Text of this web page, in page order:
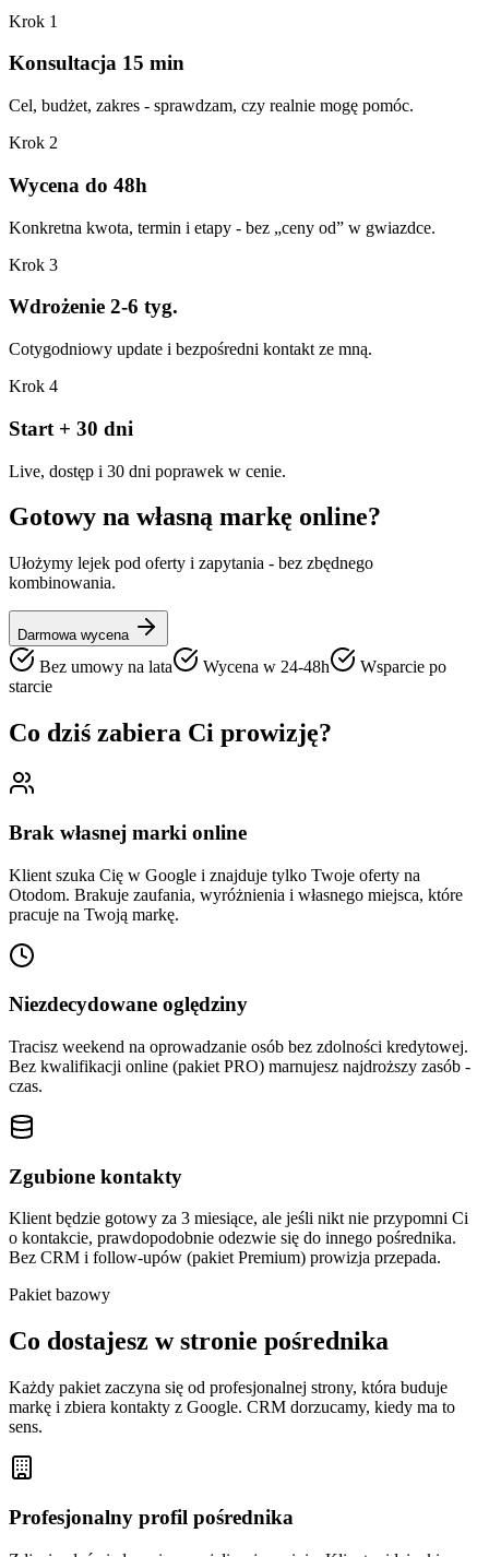
Krok 1
Konsultacja 15 min
Cel, budżet, zakres - sprawdzam, czy realnie mogę pomóc.
Krok 2
Wycena do 48h
Konkretna kwota, termin i etapy - bez „ceny od” w gwiazdce.
Krok 3
Wdrożenie 2-6 tyg.
Cotygodniowy update i bezpośredni kontakt ze mną.
Krok 4
Start + 30 dni
Live, dostęp i 30 dni poprawek w cenie.
Gotowy na własną markę online?
Ułożymy lejek pod oferty i zapytania - bez zbędnego
kombinowania.
Darmowa wycena
Bez umowy na lata Wycena w 24-48h
Wsparcie po
starcie
Co dziś zabiera Ci prowizję?
Brak własnej marki online
Klient szuka Cię w Google i znajduje tylko Twoje oferty na
Otodom. Brakuje zaufania, wyróżnienia i własnego miejsca, które
pracuje na Twoją markę.
Niezdecydowane oględziny
Tracisz weekend na oprowadzanie osób bez zdolności kredytowej.
Bez kwalifikacji online (pakiet PRO) marnujesz najdroższy zasób -
czas.
Zgubione kontakty
Klient będzie gotowy za 3 miesiące, ale jeśli nikt nie przypomni Ci
o kontakcie, prawdopodobnie odezwie się do innego pośrednika.
Bez CRM i follow-upów (pakiet Premium) prowizja przepada.
Pakiet bazowy
Co dostajesz w stronie pośrednika
Każdy pakiet zaczyna się od profesjonalnej strony, która buduje
markę i zbiera kontakty z Google. CRM dorzucamy, kiedy ma to
sens.
Profesjonalny profil pośrednika